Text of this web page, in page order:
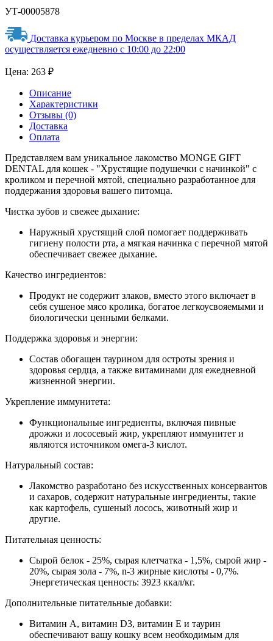
УТ-00005878
Доставка курьером по Москве в пределах МКАД
осуществляется ежедневно с 10:00 до 22:00
Цена: 263 ₽
Описание
Характеристики
Отзывы (0)
Доставка
Оплата
Представляем вам уникальное лакомство MONGE GIFT
DENTAL для кошек - "Хрустящие подушечки с начинкой" с
кроликом и перечной мятой, специально разработанное для
поддержания здоровья вашего питомца.
Чистка зубов и свежее дыхание:
Наружный хрустящий слой помогает поддерживать
гигиену полости рта, а мягкая начинка с перечной мятой
обеспечивает свежее дыхание.
Качество ингредиентов:
Продукт не содержит злаков, вместо этого включает в
себя сушеное мясо кролика, богатое легкоусвояемыми и
биологически ценными белками.
Поддержка здоровья и энергии:
Состав обогащен таурином для остроты зрения и
здоровья сердца, а также витаминами для ежедневной
жизненной энергии.
Укрепление иммунитета:
Функциональные ингредиенты, включая пивные
дрожжи и лососевый жир, укрепляют иммунитет и
являются источником омега-3 кислот.
Натуральный состав:
Лакомство разработано без искусственных консервантов
и сахаров, содержит натуральные ингредиенты, такие
как картофель, сушеный лосось, животный жир и
другие.
Питательная ценность:
Сырой белок - 25%, сырая клетчатка - 1,5%, сырой жир -
20%, сырая зола - 7%, n-3 жирные кислоты - 0,7%.
Энергетическая ценность: 3923 ккал/кг.
Дополнительные питательные добавки:
Витамин А, витамин D3, витамин E и таурин
обеспечивают вашу кошку всем необходимым для